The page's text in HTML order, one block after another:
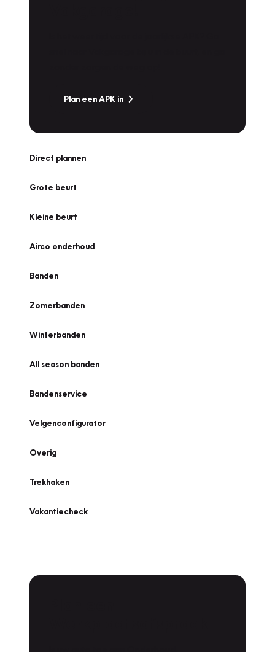
Plan een APK in
Direct plannen
Grote beurt
Kleine beurt
Airco onderhoud
Banden
Zomerbanden
Winterbanden
All season banden
Bandenservice
Velgenconfigurator
Overig
Trekhaken
Vakantiecheck